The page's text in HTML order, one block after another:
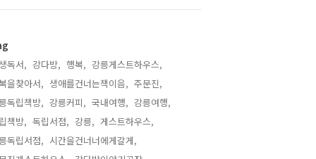
독서, 강다방, 행복, 강릉게스트하우스,
을찾아서, 생애를건너는책이음, 주문진,
독립책방, 강릉커피, 국내여행, 강릉여행,
책방, 독립서점, 강릉, 게스트하우스,
독립서점, 시간을건너너에게갈게,